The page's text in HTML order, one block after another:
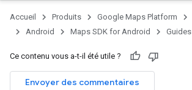
Accueil Produits Google Maps Platform
Android
Maps SDK for Android Guides
Ce contenu vous a-t-il été utile ?
Envoyer des commentaires